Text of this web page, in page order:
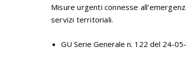
Misure urgenti connesse
servizi territoriali.
GU Serie Generale n. 122 del 24-